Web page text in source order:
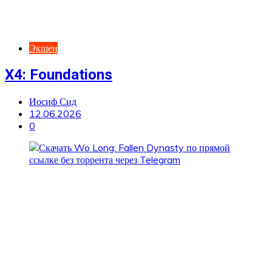
Экшен
X4: Foundations
Иосиф Сид
12.06.2026
0